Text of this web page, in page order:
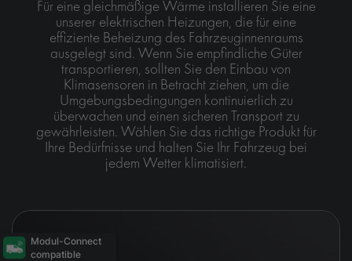
Für eine gleichmäßige Wärme installieren Sie eine
unserer elektrischen Heizungen, die für eine
effiziente Beheizung des Fahrzeuginnenraums
ausgelegt sind. Wenn Sie empfindliche Güter
transportieren, sollten Sie den Einbau von
Klimasensoren in Betracht ziehen, um die
Umgebungsbedingungen kontinuierlich zu
überwachen und einen sicheren Transport zu
gewährleisten. Wählen Sie das richtige Produkt für
Ihre Bedürfnisse und halten Sie Ihr Fahrzeug bei
jedem Wetter klimatisiert.
Modul-Connect
compatible